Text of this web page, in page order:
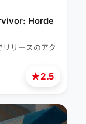
★2.5
Horde
リースのアク